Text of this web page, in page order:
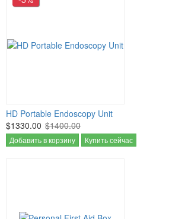
HD Portable Endoscopy Unit
$1330.00 $1400.00
Добавить в корзину Купить сейчас